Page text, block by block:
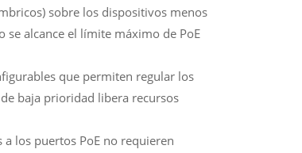
sobre los dispositivos menos
se alcance el límite máximo de PoE
que permiten regular los
baja prioridad libera recursos
los puertos PoE no requieren